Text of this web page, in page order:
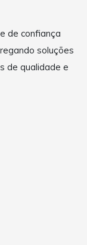
de confiança
soluções
de qualidade e